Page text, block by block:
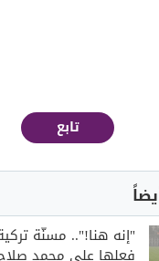
تابع
"إنه هنا!".. مسنّة
فعلها على محمد